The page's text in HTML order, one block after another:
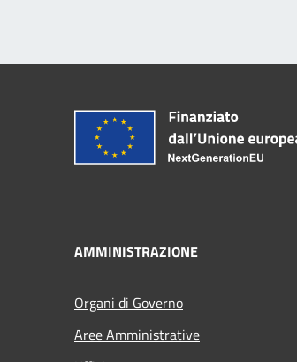
AMMINISTRAZIONE
Organi di Governo
Aree Amministrative